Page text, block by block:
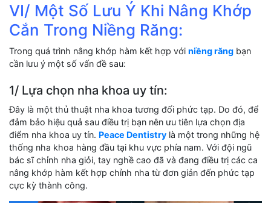
VI/ Một Số Lưu Ý Khi Nâng Khớp
Cắn Trong Niềng Răng:
Trong quá trình nâng khớp hàm kết hợp với niềng răng bạn
cần lưu ý một số vấn đề sau:
1/ Lựa chọn nha khoa uy tín:
Đây là một thủ thuật nha khoa tương đối phức tạp. Do đó, để
đảm bảo hiệu quả sau điều trị bạn nên ưu tiên lựa chọn địa
điểm nha khoa uy tín. Peace Dentistry là một trong những hệ
thống nha khoa hàng đầu tại khu vực phía nam. Với đội ngũ
bác sĩ chỉnh nha giỏi, tay nghề cao đã và đang điều trị các ca
nâng khớp hàm kết hợp chỉnh nha từ đơn giản đến phức tạp
cực kỳ thành công.